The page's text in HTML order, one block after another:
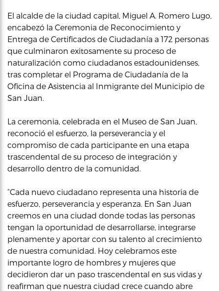
El alcalde de la ciudad capital, Miguel A. Romero Lugo,
encabezó la Ceremonia de Reconocimiento y
Entrega de Certificados de Ciudadanía a 172 personas
que culminaron exitosamente su proceso de
naturalización como ciudadanos estadounidenses,
tras completar el Programa de Ciudadanía de la
Oficina de Asistencia al Inmigrante del Municipio de
San Juan.
La ceremonia, celebrada en el Museo de San Juan,
reconoció el esfuerzo, la perseverancia y el
compromiso de cada participante en una etapa
trascendental de su proceso de integración y
desarrollo dentro de la comunidad.
“Cada nuevo ciudadano representa una historia de
esfuerzo, perseverancia y esperanza. En San Juan
creemos en una ciudad donde todas las personas
tengan la oportunidad de desarrollarse, integrarse
plenamente y aportar con su talento al crecimiento
de nuestra comunidad. Hoy celebramos este
importante logro de hombres y mujeres que
decidieron dar un paso trascendental en sus vidas y
reafirman que nuestra ciudad crece cuando abre